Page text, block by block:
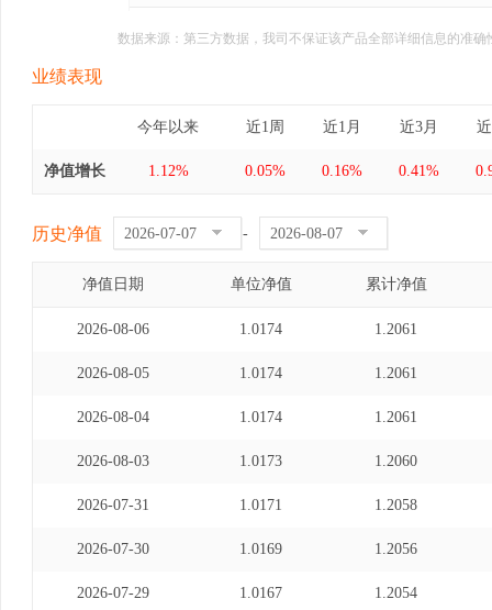
数据来源：第三方数据，我司不保证该产品全部详细信息的准
业绩表现
今年以来 近1周 近1月 近3月
净值增长 1.12% 0.05% 0.16% 0.41%
历史净值 -
净值日期 单位净值 累计净值
2026-08-06 1.0174 1.2061
2026-08-05 1.0174 1.2061
2026-08-04 1.0174 1.2061
2026-08-03 1.0173 1.2060
2026-07-31 1.0171 1.2058
2026-07-30 1.0169 1.2056
2026-07-29 1.0167 1.2054